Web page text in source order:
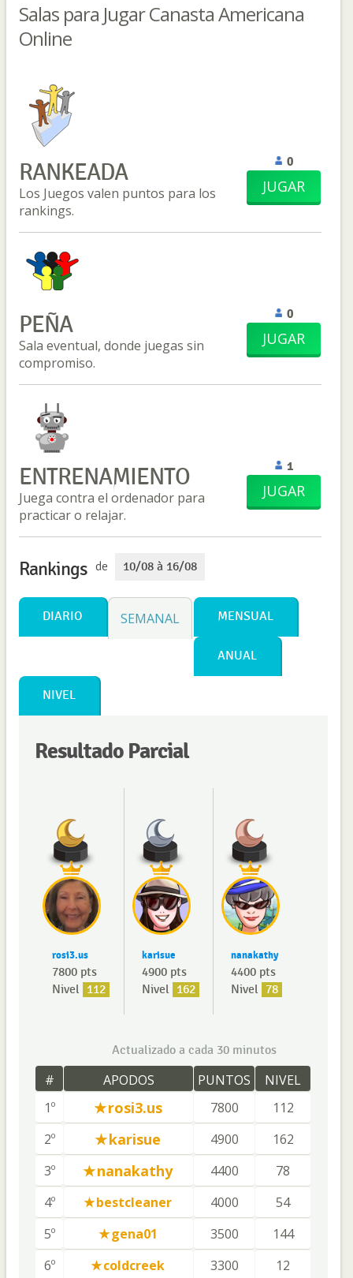
Salas para Jugar Canasta Americana
Online
RANKEADA
Los Juegos valen puntos para los
rankings.
0
JUGAR
PEÑA
Sala eventual, donde juegas sin
compromiso.
0
JUGAR
ENTRENAMIENTO
Juega contra el ordenador para
practicar o relajar.
1
JUGAR
Rankings de 10/08 à 16/08
DIARIO SEMANAL MENSUAL
ANUAL
NIVEL
Resultado Parcial
rosi3.us
7800 pts
Nivel 112
karisue
4900 pts
Nivel 162
nanakathy
4400 pts
Nivel 78
Actualizado a cada 30 minutos
# APODOS PUNTOS
NIVEL
1º
rosi3.us 7800
112
2º
karisue 4900
162
3º
nanakathy 4400
78
4º
bestcleaner 4000
54
5º
gena01 3500
144
6º
coldcreek 3300 12